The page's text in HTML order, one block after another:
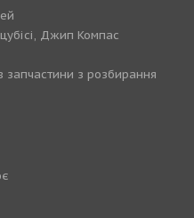
Джип Компас
запчастини з розбирання